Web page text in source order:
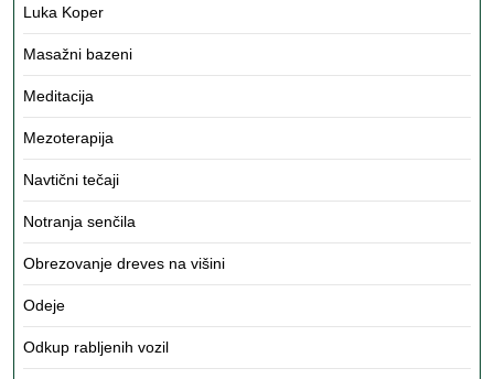
Luka Koper
Masažni bazeni
Meditacija
Mezoterapija
Navtični tečaji
Notranja senčila
Obrezovanje dreves na višini
Odeje
Odkup rabljenih vozil